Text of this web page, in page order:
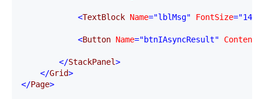
<TextBlock Name="lblMsg" FontSize
<Button Name="btnIAsyncResult" Content
</StackPanel>
</Grid>
</Page>